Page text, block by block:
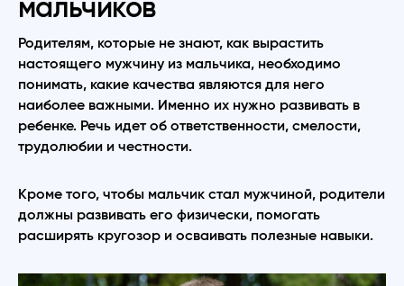
мальчиков
Родителям, которые не знают, как вырастить
настоящего мужчину из мальчика, необходимо
понимать, какие качества являются для него
наиболее важными. Именно их нужно развивать в
ребенке. Речь идет об ответственности, смелости,
трудолюбии и честности.
Кроме того, чтобы мальчик стал мужчиной, родители
должны развивать его физически, помогать
расширять кругозор и осваивать полезные навыки.